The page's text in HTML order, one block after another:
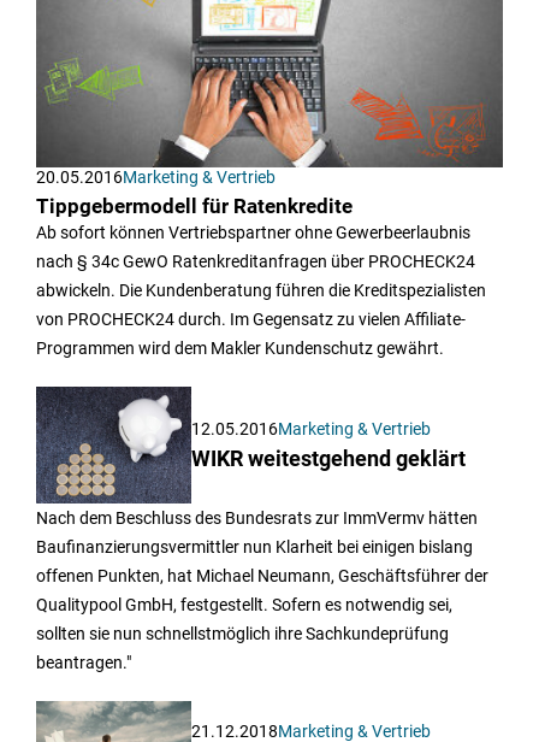
20.05.2016Marketing & Vertrieb
Tippgebermodell für Ratenkredite
Ab sofort können Vertriebspartner ohne Gewerbeerlaubnis
nach § 34c GewO Ratenkreditanfragen über PROCHECK24
abwickeln. Die Kundenberatung führen die Kreditspezialisten
von PROCHECK24 durch. Im Gegensatz zu vielen Affiliate-
Programmen wird dem Makler Kundenschutz gewährt.
12.05.2016Marketing & Vertrieb
WIKR weitestgehend geklärt
Nach dem Beschluss des Bundesrats zur ImmVermv hätten
Baufinanzierungsvermittler nun Klarheit bei einigen bislang
offenen Punkten, hat Michael Neumann, Geschäftsführer der
Qualitypool GmbH, festgestellt. Sofern es notwendig sei,
sollten sie nun schnellstmöglich ihre Sachkundeprüfung
beantragen."
21.12.2018Marketing & Vertrieb